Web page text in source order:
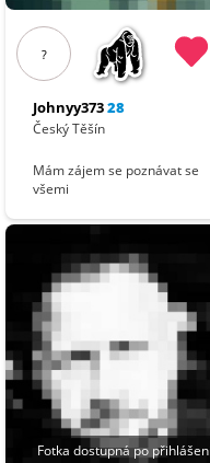
?
Johnyy37328
Český Těšín
Mám zájem se poznávat se
všemi
Fotka dostupná po